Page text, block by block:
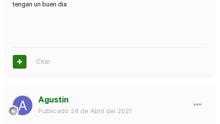
tengan un buen dia
Citar
Agustin
Publicado 24 de Abril del 2021